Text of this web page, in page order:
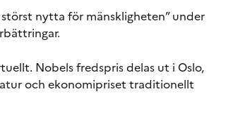
nytta för mänskligheten” under
Nobels fredspris delas ut i Oslo,
och ekonomipriset traditionellt